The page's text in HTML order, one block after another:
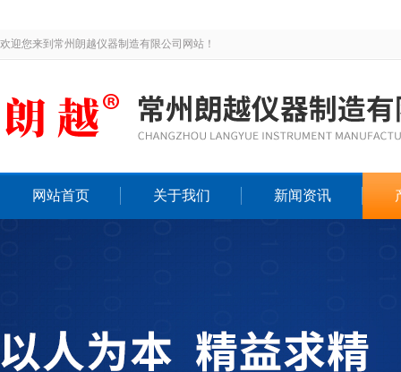
欢迎您来到常州朗越仪器制造有限公司网站！
网站首页 关于我们 新闻资讯